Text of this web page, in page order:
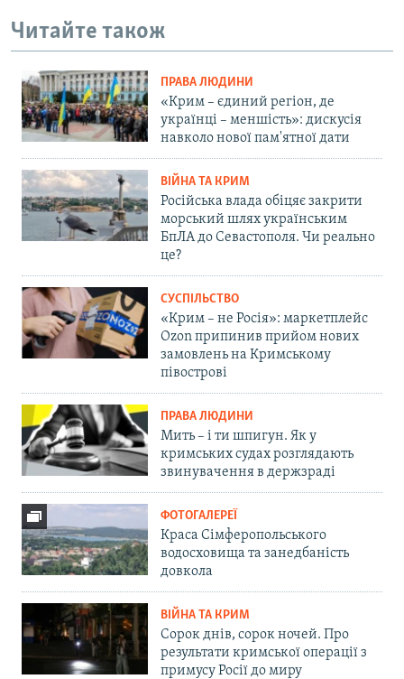
Читайте також
ПРАВА ЛЮДИНИ
«Крим – єдиний регіон, де
українці – меншість»: дискусія
навколо нової пам'ятної дати
ВІЙНА ТА КРИМ
Російська влада обіцяє закрити
морський шлях українським
БпЛА до Севастополя. Чи реально
це?
СУСПІЛЬСТВО
«Крим – не Росія»: маркетплейс
Ozon припинив прийом нових
замовлень на Кримському
півострові
ПРАВА ЛЮДИНИ
Мить – і ти шпигун. Як у
кримських судах розглядають
звинувачення в держзраді
ФОТОГАЛЕРЕЇ
Краса Сімферопольського
водосховища та занедбаність
довкола
ВІЙНА ТА КРИМ
Сорок днів, сорок ночей. Про
результати кримської операції з
примусу Росії до миру